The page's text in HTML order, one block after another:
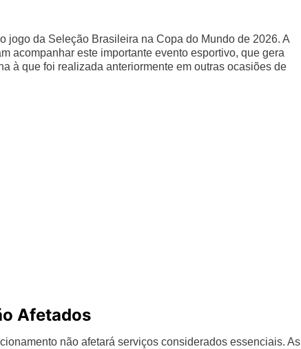
jogo da Seleção Brasileira na Copa do Mundo de 2026. A
acompanhar este importante evento esportivo, que gera
à que foi realizada anteriormente em outras ocasiões de
Afetados
não afetará serviços considerados essenciais. As